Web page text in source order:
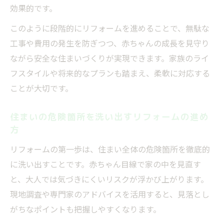
リフォーム時の塗料選びで赤ちゃんを守る
方法
塗料の臭いや有害物質を抑えるリフォーム
対策
騒音軽減のためのリフォーム中の工夫
赤ちゃんへの塗料・騒音影響を最小限にす
リフォーム工事中の換気と退避のタイミン
家庭内事故を防ぐリフォーム実践例
実際に役立つ赤ちゃん向けリフォーム事例
紹介
リフォームで転倒・感電を防いだ家庭の工
夫
効果的です。
このように段階的にリフォームを進めることで、無駄な
工事や費用の発生を防ぎつつ、赤ちゃんの成長を見守り
ながら安全な住まいづくりが実現できます。家族のライ
フスタイルや将来的なプランも踏まえ、柔軟に対応する
ことが大切です。
住まいの危険箇所を洗い出すリフォームの進め
方
リフォームの第一歩は、住まい全体の危険箇所を徹底的
に洗い出すことです。赤ちゃん目線で家の中を見直す
と、大人では気づきにくいリスクが浮かび上がります。
現地調査や専門家のアドバイスを活用すると、見落とし
がちなポイントも把握しやすくなります。